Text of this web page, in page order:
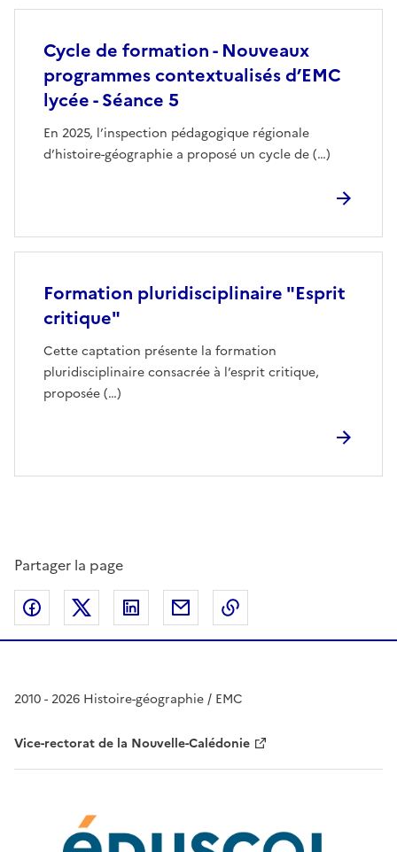
Cycle de formation - Nouveaux
programmes contextualisés d’EMC
lycée - Séance 5
En 2025, l’inspection pédagogique régionale
d’histoire-géographie a proposé un cycle de (…)
Formation pluridisciplinaire "Esprit
critique"
Cette captation présente la formation
pluridisciplinaire consacrée à l’esprit critique,
proposée (…)
Partager la page
Partager sur Facebook
Partager sur Twitter
Partager sur LinkedIn
Partager par email
2010 - 2026 Histoire-géographie / EMC
Vice-rectorat de la Nouvelle-Calédonie